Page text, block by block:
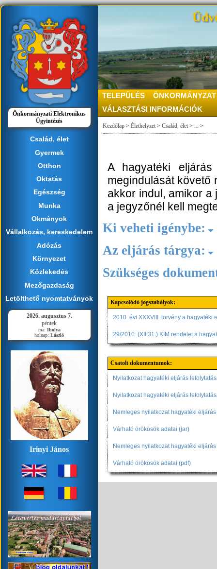
Önkormányzati Elektronikus
Ügyintézés
Család, élet
Gyermek
Otthon
Oktatás
Egészség
Munka
Okmányok
Vállalkozás, kereskedelem
Adózás
Környezet
Közlekedés
Mezőgazdaság
Letölthető nyomtatványok
2026. augusztus 7.
péntek
ma: Ibolya
holnap:László
Irinyi János
TELEPÜLÉS
ÖNKORMÁNYZAT
VÁLASZTÁSI INFORMÁCIÓK
Kezdőlap > Élethelyzet > Család, élet > ... >
A hagyatéki
megindulását követő
akkor indul, amikor a
a jegyzőnél kell
Ki veheti igénybe:
Az eljárás tárgya:
Szükséges
Kapcsolódó jogszabályok:
2010. évi XXXVIII. törvény a hagyatéki
29/2010. (XII.31.) KIM rendelet a
Csatolt dokumentumok:
Nyilatkozat hagyatéki eljárás
Nyilatkozat hagyatéki eljárás
Nemleges nyilatkozat hagyatéki
Várható örökösök adatai (jar)
Nemleges nyilatkozat hagyatéki
Várható örökösök adatai (pdf)